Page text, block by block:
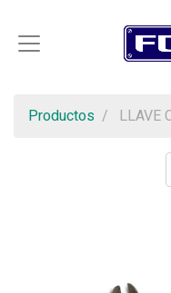
Productos LLAVE